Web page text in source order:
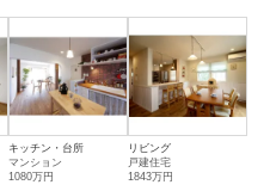
キッチン・台所
マンション
1080万円
リビング
戸建住宅
1843万円